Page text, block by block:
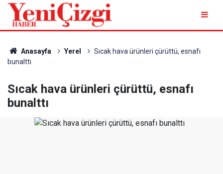
Anasayfa Yerel
Sıcak hava ürünleri çürüttü, esnafı
bunalttı
Sıcak hava ürünleri çürüttü, esnafı
bunalttı